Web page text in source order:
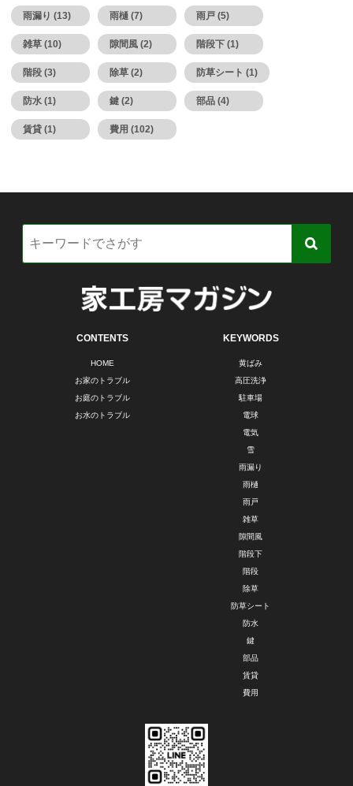
雨漏り (13) 雨樋 (7) 雨戸 (5)
雑草 (10) 隙間風 (2) 階段下 (1)
階段 (3) 除草 (2) 防草シート (1)
防水 (1) 鍵 (2) 部品 (4)
賃貸 (1) 費用 (102)
CONTENTS
HOME
お家のトラブル
お庭のトラブル
お水のトラブル
KEYWORDS
黄ばみ
高圧洗浄
駐車場
電球
電気
雪
雨漏り
雨樋
雨戸
雑草
隙間風
階段下
階段
除草
防草シート
防水
鍵
部品
賃貸
費用